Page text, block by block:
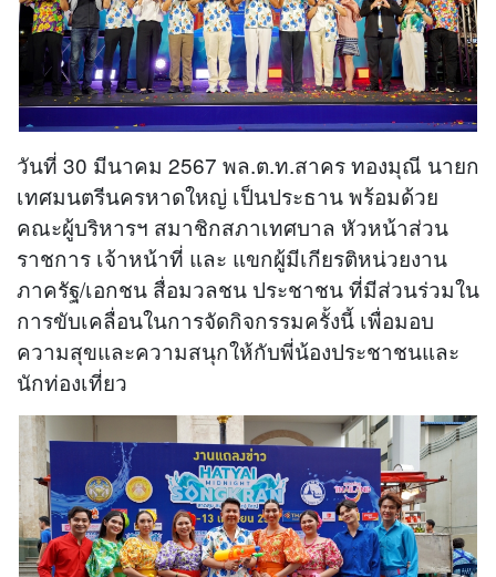
วันที่ 30 มีนาคม 2567 พล.ต.ท.สาคร ทองมุณี นายก
เทศมนตรีนครหาดใหญ่ เป็นประธาน พร้อมด้วย
คณะผู้บริหารฯ สมาชิกสภาเทศบาล หัวหน้าส่วน
ราชการ เจ้าหน้าที่ และ แขกผู้มีเกียรติหน่วยงาน
ภาครัฐ/เอกชน สื่อมวลชน ประชาชน ที่มีส่วนร่วมใน
การขับเคลื่อนในการจัดกิจกรรมครั้งนี้ เพื่อมอบ
ความสุขและความสนุกให้กับพี่น้องประชาชนและ
นักท่องเที่ยว